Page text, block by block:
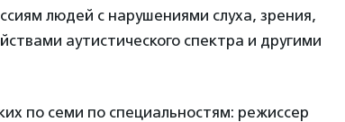
людей с нарушениями слуха, зрения,
аутистического спектра и другими
по семи по специальностям: режиссер